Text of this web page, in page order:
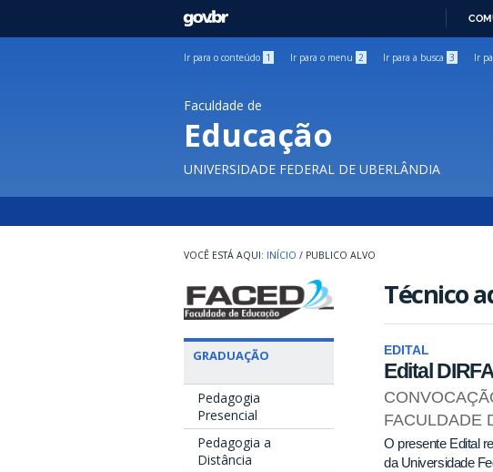
GOVBR
Ir para o conteúdo 1 Ir para o menu 2 Ir para a busca 3 Ir
Faculdade de
Educação
UNIVERSIDADE FEDERAL DE UBERLÂNDIA
INÍCIO / PUBLICO ALVO
GRADUAÇÃO
Pedagogia
Presencial
Pedagogia a
Distância
Técnico
EDITAL
Edital
FACULDADE
O presente Edital
da Universidade